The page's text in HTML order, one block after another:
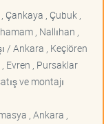
Çankaya , Çubuk ,
, Nallıhan ,
/ Ankara , Keçiören
Evren , Pursaklar
ve montajı
, Ankara ,